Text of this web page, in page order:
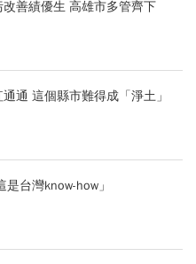
善績優生 高雄市多管齊下
通 這個縣市難得成「淨土」
台灣know-how」